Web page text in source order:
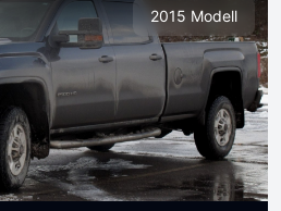
2015 Modell